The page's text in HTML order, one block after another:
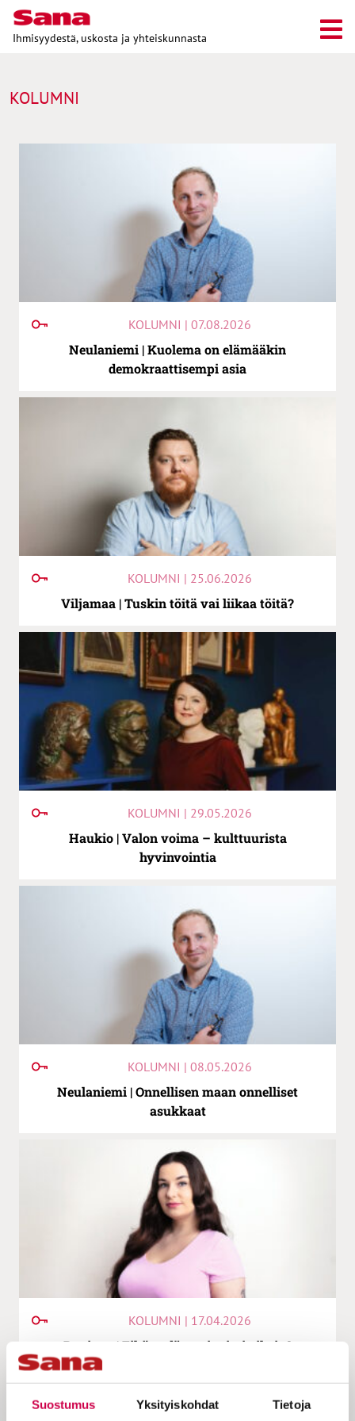
Suostumus Yksityiskohdat Tietoja
Ihmisyydestä, uskosta ja yhteiskunnasta
KOLUMNI
KOLUMNI | 07.08.2026
Neulaniemi | Kuolema on elämääkin
demokraattisempi asia
KOLUMNI | 25.06.2026
Viljamaa | Tuskin töitä vai liikaa töitä?
KOLUMNI | 29.05.2026
Haukio | Valon voima – kulttuurista
hyvinvointia
KOLUMNI | 08.05.2026
Neulaniemi | Onnellisen maan onnelliset
asukkaat
KOLUMNI | 17.04.2026
Raninen | Eikö sydämeni toimi oikein?